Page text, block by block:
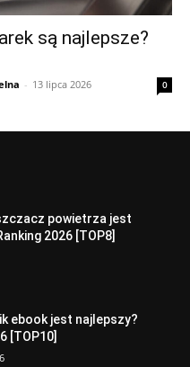
są najlepsze?
- 13 lipca 2026 0
powietrza jest
2026 [TOP8]
ebook jest najlepszy?
[TOP10]